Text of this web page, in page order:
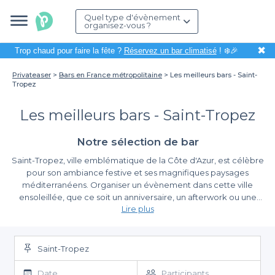
Quel type d'évènement
organisez-vous ?
Trop chaud pour faire la fête ? Réservez un bar climatisé! ❄️🎉 ✖
Privateaser Bars en France métropolitaine
Les meilleurs bars - Saint-
Tropez
Les meilleurs bars - Saint-Tropez
Notre sélection de bar
Saint-Tropez, ville emblématique de la Côte d'Azur, est célèbre
pour son ambiance festive et ses magnifiques paysages
méditerranéens. Organiser un évènement dans cette ville
ensoleillée, que ce soit un anniversaire, un afterwork ou une
soirée entre amis, promet d'être une expérience inoubliable.
idéal pour profiter d'un moment convivial autour d'un verre.
Simplifiez vos réservations avec Privateaser
En passant par Privateaser, la réservation d'un bar à Saint-Tropez
Lire plus
Saint-Tropez